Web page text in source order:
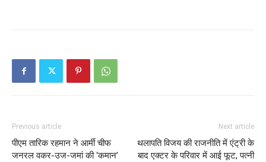
Previous article
पीएम तारिक रहमान ने आर्मी चीफ
जनरल वकर-उज-जमां की ‘कमान’
Next article
थलापति विजय की राजनीति में एंट्री के
बाद एक्टर के परिवार में आई फूट, पत्नी